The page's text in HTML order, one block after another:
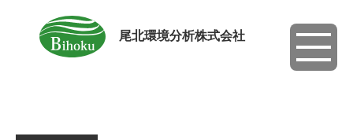
尾北環境分析株式会社
toggle